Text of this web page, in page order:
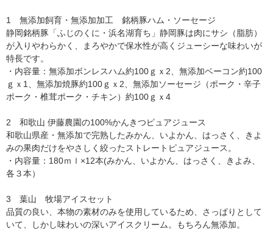
1 無添加飼育・無添加加工 銘柄豚ハム・ソーセージ
静岡銘柄豚「ふじのくに・浜名湖育ち」静岡豚は肉にサシ（脂肪）
が入りやわらかく、まろやかで保水性が高くジューシーな味わいが
特長です。
・内容量：無添加ボンレスハム約100ｇｘ2、無添加ベーコン約100
ｇｘ1、無添加焼豚約100ｇｘ2、無添加ソーセージ（ポーク・辛子
ポーク・椎茸ポーク・チキン）約100ｇｘ4
2 和歌山 伊藤農園の100%かんきつピュアジュース
和歌山県産・無添加で完熟したみかん、いよかん、はっさく、きよ
みの果肉だけをやさしく絞ったストレートピュアジュース。
・内容量：180ｍｌ×12本(みかん、いよかん、はっさく、きよみ、
各３本）
3 葉山 牧場アイスセット
品質の良い、本物の素材のみを使用しているため、さっぱりとして
いて、しかし味わいの深いアイスクリーム。もちろん無添加。